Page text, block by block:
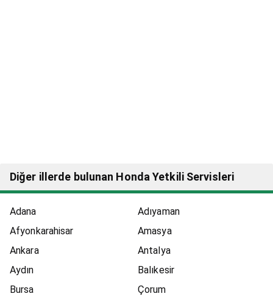
Diğer illerde bulunan Honda Yetkili Servisleri
Adana
Adıyaman
Afyonkarahisar
Amasya
Ankara
Antalya
Aydın
Balıkesir
Bursa
Çorum